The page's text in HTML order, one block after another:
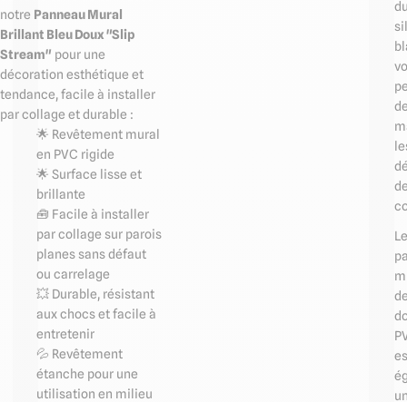
notre Panneau Mural
Brillant Bleu Doux "Slip
Stream" pour une
décoration esthétique et
tendance, facile à installer
par collage et durable :
🌟 Revêtement mural
en PVC rigide
🌟 Surface lisse et
brillante
🧰 Facile à installer
par collage sur parois
planes sans défaut
ou carrelage
💥 Durable, résistant
aux chocs et facile à
entretenir
💦 Revêtement
étanche pour une
utilisation en milieu
Le